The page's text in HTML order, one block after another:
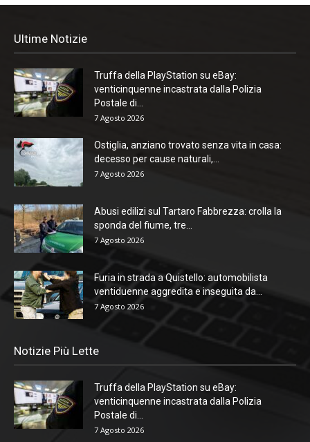
Ultime Notizie
Truffa della PlayStation su eBay:
venticinquenne incastrata dalla Polizia
Postale di...
7 Agosto 2026
Ostiglia, anziano trovato senza vita in casa:
decesso per cause naturali,...
7 Agosto 2026
Abusi edilizi sul Tartaro Fabbrezza: crolla la
sponda del fiume, tre...
7 Agosto 2026
Furia in strada a Quistello: automobilista
ventiduenne aggredita e inseguita da...
7 Agosto 2026
Notizie Più Lette
Truffa della PlayStation su eBay:
venticinquenne incastrata dalla Polizia
Postale di...
7 Agosto 2026